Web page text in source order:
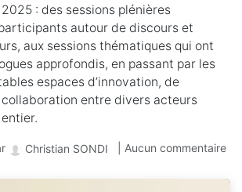
: des sessions plénières
autour de discours et
aux sessions thématiques qui ont
approfondis, en passant par les
espaces d’innovation, de
entre divers acteurs
Christian SONDI
| Aucun commentaire